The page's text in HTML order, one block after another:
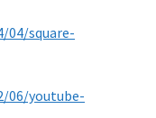
04/square-
06/youtube-